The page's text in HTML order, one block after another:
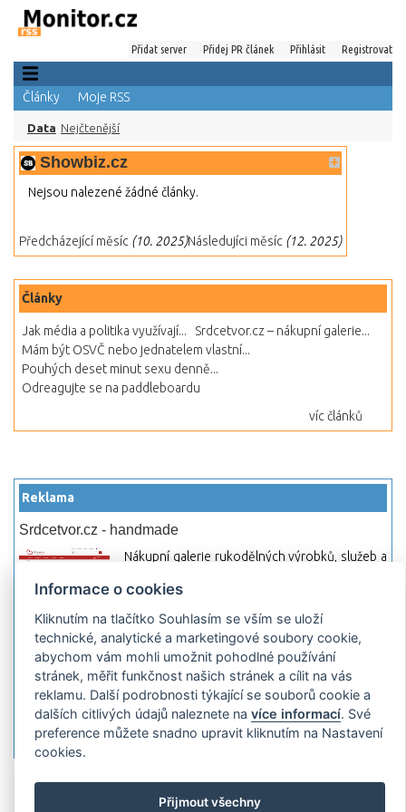
Přidat server Přidej PR článek Přihlásit Registrovat
Články Moje RSS
Data Nejčtenější
Showbiz.cz
Nejsou nalezené žádné články.
Předcházející měsíc (10. 2025)Následujíci měsíc (12. 2025)
Články
Jak média a politika využívají...
Srdcetvor.cz – nákupní galerie...
Mám být OSVČ nebo jednatelem vlastní...
Pouhých deset minut sexu denně...
Odreagujte se na paddleboardu
víc článků
Reklama
Srdcetvor.cz - handmade
Nákupní galerie rukodělných výrobků, služeb a
začít prodávat nebo jen nakupovat.
Hledej-hosting.cz - webhosting, VPS
hosting
Přehled webhostingových, multihosting a VPS
hosting programů s možností jejich
pokročilého vyhledávání a porovnávání.
Najděte si jednoduše vhodný hosting.
Reklama Podmínky používání
Informace o cookies
Kliknutím na tlačítko Souhlasím se vším se uloží
technické, analytické a marketingové soubory cookie,
abychom vám mohli umožnit pohodlné používání
stránek, měřit funkčnost našich stránek a cílit na vás
reklamu. Další podrobnosti týkající se souborů cookie a
dalších citlivých údajů naleznete navíce informací. Své
preference můžete snadno upravit kliknutím na Nastavení
cookies.
Přijmout všechny